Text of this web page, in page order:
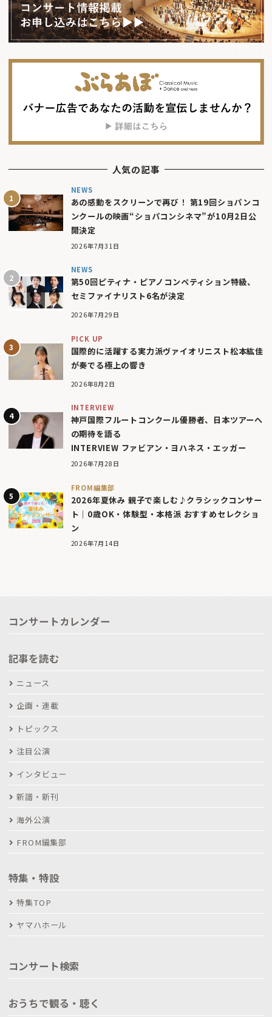
人気の記事
NEWS
あの感動をスクリーンで再び！ 第19回ショパンコ
ンクールの映画“ショパコンシネマ”が10月2日公
開決定
2026年7月31日
NEWS
第50回ピティナ・ピアノコンペティション特級、
セミファイナリスト6名が決定
2026年7月29日
PICK UP
国際的に活躍する実力派ヴァイオリニスト松本紘佳
が奏でる極上の響き
2026年8月2日
INTERVIEW
神戸国際フルートコンクール優勝者、日本ツアーへ
の期待を語る
INTERVIEW ファビアン・ヨハネス・エッガー
2026年7月28日
FROM編集部
2026年夏休み 親子で楽しむ♪クラシックコンサー
ト｜0歳OK・体験型・本格派 おすすめセレクショ
ン
2026年7月14日
コンサートカレンダー
記事を読む
ニュース
企画・連載
トピックス
注目公演
インタビュー
新譜・新刊
海外公演
FROM編集部
特集・特設
特集TOP
ヤマハホール
コンサート検索
おうちで観る・聴く